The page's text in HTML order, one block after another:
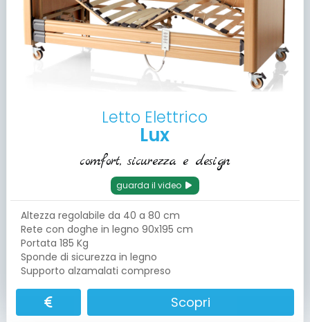
Letto Elettrico
Lux
comfort, sicurezza e design
guarda il video
Altezza regolabile da 40 a 80 cm
Rete con doghe in legno 90x195 cm
Portata 185 Kg
Sponde di sicurezza in legno
Supporto alzamalati compreso
Scopri